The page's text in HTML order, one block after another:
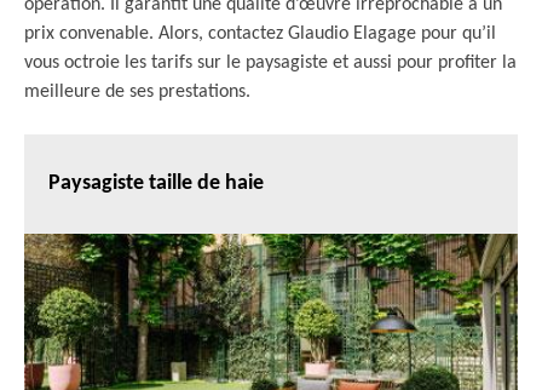
opération. Il garantit une qualité d’œuvre irréprochable à un
prix convenable. Alors, contactez Glaudio Elagage pour qu’il
vous octroie les tarifs sur le paysagiste et aussi pour profiter la
meilleure de ses prestations.
Paysagiste taille de haie